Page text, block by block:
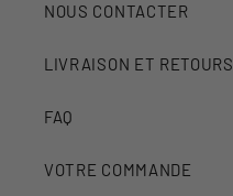
NOUS CONTACTER
LIVRAISON ET RETOURS
FAQ
VOTRE COMMANDE